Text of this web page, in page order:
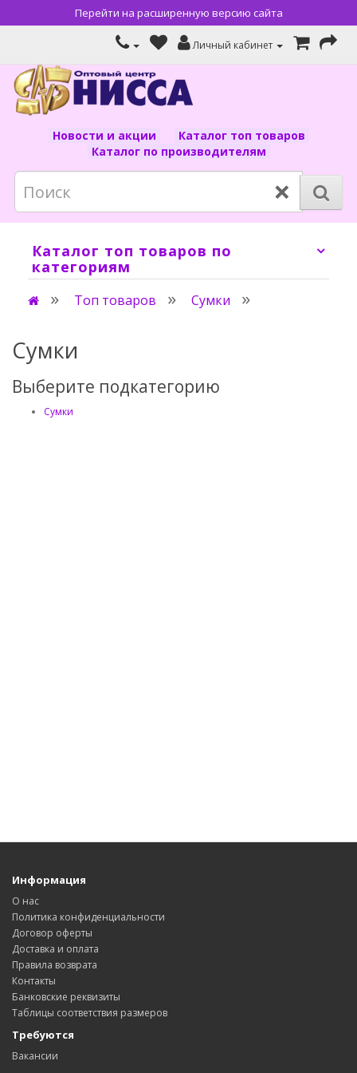
Перейти на расширенную версию сайта
Личный кабинет
Новости и акции
Каталог топ товаров
Каталог по производителям
×
Каталог топ товаров по
категориям
Топ товаров Сумки
Сумки
Выберите подкатегорию
Сумки
Информация
О нас
Политика конфиденциальности
Договор оферты
Доставка и оплата
Правила возврата
Контакты
Банковские реквизиты
Таблицы соответствия размеров
Требуются
Вакансии